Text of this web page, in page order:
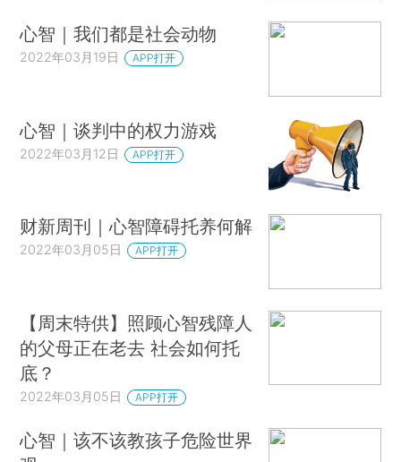
心智｜我们都是社会动物
2022年03月19日 APP打开
心智｜谈判中的权力游戏
2022年03月12日 APP打开
财新周刊｜心智障碍托养何解
2022年03月05日 APP打开
【周末特供】照顾心智残障人
的父母正在老去 社会如何托
底？
2022年03月05日 APP打开
心智｜该不该教孩子危险世界